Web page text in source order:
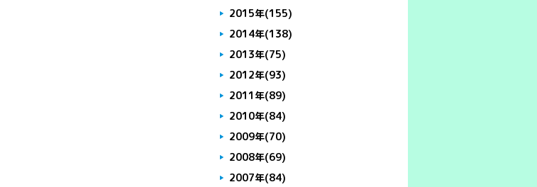
2015年(155)
2014年(138)
2013年(75)
2012年(93)
2011年(89)
2010年(84)
2009年(70)
2008年(69)
2007年(84)